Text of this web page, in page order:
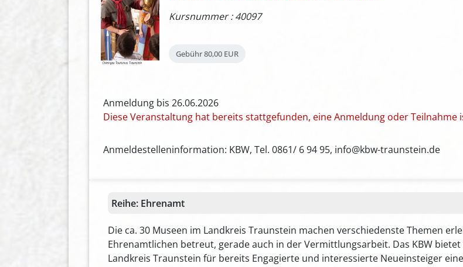
Kursnummer : 40097
Gebühr80,00 EUR
Anmeldung bis 26.06.2026
Diese Veranstaltung hat bereits stattgefunden, eine Anmeldung oder Teilnahme
Anmeldestelleninformation: KBW, Tel. 0861/ 6 94 95, info@kbw-traunstein.de
Reihe: Ehrenamt
Die ca. 30 Museen im Landkreis Traunstein machen verschiedenste Themen
Ehrenamtlichen betreut, gerade auch in der Vermittlungsarbeit. Das KBW
Landkreis Traunstein für bereits Engagierte und interessierte Neueinsteiger